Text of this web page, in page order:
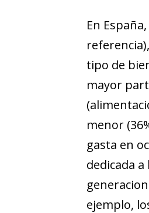
En
tipo de
mayor
menor
gasta en
dedicada
ejemplo,